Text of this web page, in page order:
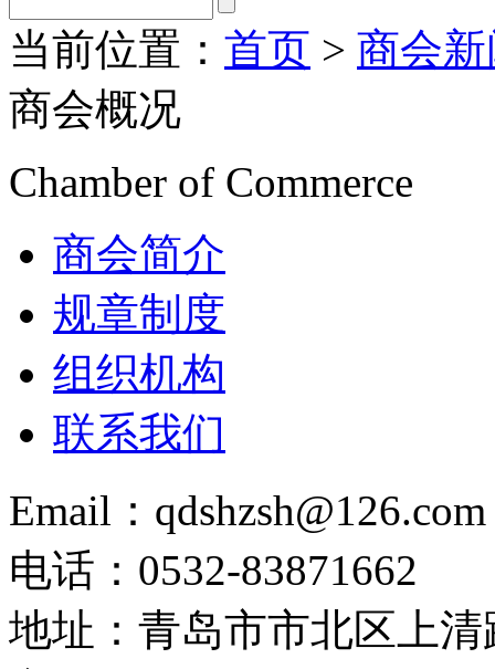
当前位置： 首页 > 商会
商会概况
Chamber of Commerce
商会简介
规章制度
组织机构
联系我们
Email：qdshzsh@126.com
电话：0532-83871662
地址：青岛市市北区上